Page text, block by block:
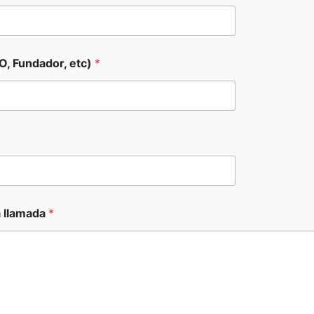
Fundador, etc) *
*